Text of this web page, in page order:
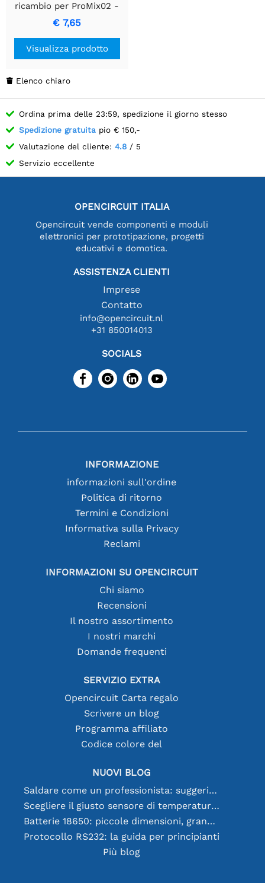
ricambio per ProMix02 -
Conversione di potenza
affidabile
€ 7,65
Visualizza prodotto
 Elenco chiaro
Ordina prima delle 23:59, spedizione il giorno stesso
Spedizione gratuita pio € 150,-
Valutazione del cliente: 4.8 / 5
Servizio eccellente
OPENCIRCUIT ITALIA
Opencircuit vende componenti e moduli
elettronici per prototipazione, progetti
educativi e domotica.
ASSISTENZA CLIENTI
Imprese
Contatto
info@opencircuit.nl
+31 850014013
SOCIALS
INFORMAZIONE
informazioni sull'ordine
Politica di ritorno
Termini e Condizioni
Informativa sulla Privacy
Reclami
INFORMAZIONI SU OPENCIRCUIT
Chi siamo
Recensioni
Il nostro assortimento
I nostri marchi
Domande frequenti
SERVIZIO EXTRA
Opencircuit Carta regalo
Scrivere un blog
Programma affiliato
Codice colore del
NUOVI BLOG
Saldare come un professionista: suggerimenti per connessioni elettroniche perfette
Scegliere il giusto sensore di temperatura [youtube]
Batterie 18650: piccole dimensioni, grandi prestazioni
Protocollo RS232: la guida per principianti
Più blog